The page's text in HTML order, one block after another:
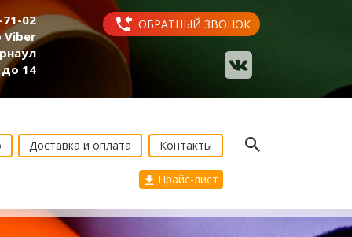
71-02
Viber
до 14
ОБРАТНЫЙ ЗВОНОК
Доставка и оплата Контакты
Прайс-лист